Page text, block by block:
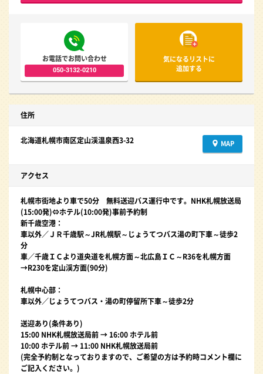
お電話でお問い合わせ
050-3132-0210
気になるリストに
追加する
住所
MAP
北海道札幌市南区定山渓温泉西3-32
アクセス
札幌市街地より車で50分 無料送迎バス運行中です。NHK札幌放送局
(15:00発)⇔ホテル(10:00発)事前予約制
新千歳空港：
車以外／ＪＲ千歳駅～JR札幌駅～じょうてつバス湯の町下車～徒歩2
分
車／千歳ＩＣより道央道を札幌方面～北広島ＩＣ～R36を札幌方面
→R230を定山渓方面(90分)
札幌中心部：
車以外／じょうてつバス・湯の町停留所下車～徒歩2分
送迎あり(条件あり)
15:00 NHK札幌放送局前 → 16:00 ホテル前
10:00 ホテル前 → 11:00 NHK札幌放送局前
(完全予約制となっておりますので、ご希望の方は予約時コメント欄に
ご記入ください。)